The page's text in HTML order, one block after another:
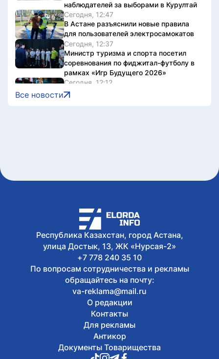
наблюдателей за выборами в Курултай
Сегодня, 12:47
В Астане разъяснили новые правила
для пользователей электросамокатов
Сегодня, 12:37
Министр туризма и спорта посетил
соревнования по фиджитал-футболу в
рамках «Игр Будущего 2026»
Сегодня, 12:12
В Спорткомитете прокомментировали
августа
схеме мошенников с
электросчетчиками
Все новости
Республика Казахстан, город Астана,
улица Достык, 13, ЖК «Нурсая-2»
+7 778 240 35 10
По вопросам сотрудничества и рекламы
обращайтесь на почту:
va-reklama@mail.ru
О редакции
Контакты
Для рекламы
Антикор
Документы Товарищества